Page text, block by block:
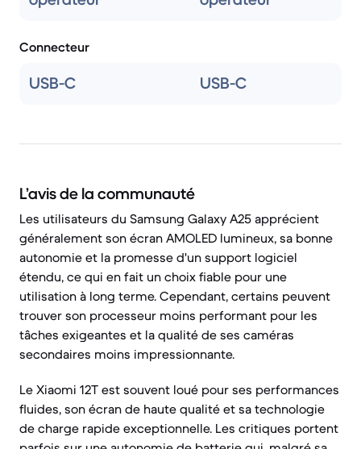
Connecteur
USB-C USB-C
L’avis de la communauté
Les utilisateurs du Samsung Galaxy A25 apprécient
généralement son écran AMOLED lumineux, sa bonne
autonomie et la promesse d'un support logiciel
étendu, ce qui en fait un choix fiable pour une
utilisation à long terme. Cependant, certains peuvent
trouver son processeur moins performant pour les
tâches exigeantes et la qualité de ses caméras
secondaires moins impressionnante.
Le Xiaomi 12T est souvent loué pour ses performances
fluides, son écran de haute qualité et sa technologie
de charge rapide exceptionnelle. Les critiques portent